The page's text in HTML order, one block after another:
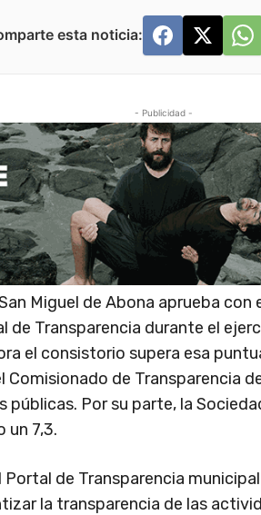
esta noticia:
- Publicidad -
Miguel de Abona aprueba
de Transparencia durante el
el consistorio supera esa
Comisionado de Transparencia
públicas. Por su parte, la
un 7,3.
Portal de Transparencia
la transparencia de las